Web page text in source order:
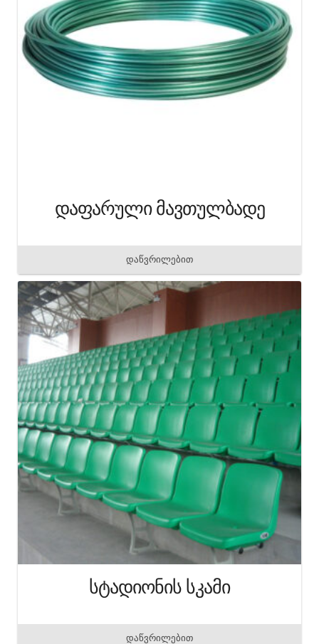
დაფარული მავთულბადე
დაწვრილებით
სტადიონის სკამი
დაწვრილებით